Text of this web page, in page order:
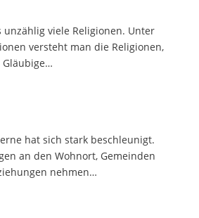
viele Religionen. Unter
versteht man die Religionen,
hat sich stark beschleunigt.
an den Wohnort, Gemeinden
nehmen…